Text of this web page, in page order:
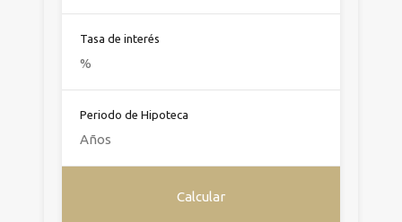
Tasa de interés
Periodo de Hipoteca